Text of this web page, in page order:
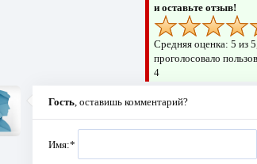
и оставьте отзыв!
Средняя оценка: 5 из
проголосовало
4
Гость, оставишь комментарий?
Имя:*